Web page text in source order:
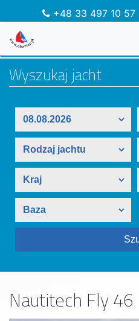
+48 33 497 10 57
Nautitech Fly 46